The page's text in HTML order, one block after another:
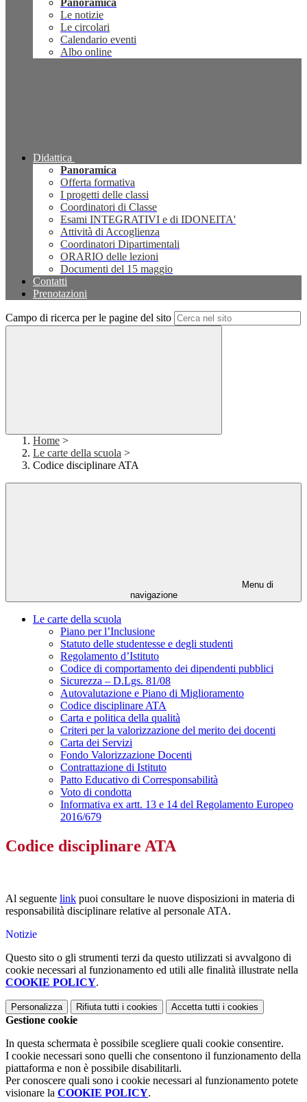
Panoramica
Le notizie
Le circolari
Calendario eventi
Albo online
Didattica
Panoramica
Offerta formativa
I progetti delle classi
Coordinatori di Classe
Esami INTEGRATIVI e di IDONEITA'
Attività di Accoglienza
Coordinatori Dipartimentali
ORARIO delle lezioni
Documenti del 15 maggio
Contatti
Prenotazioni
Campo di ricerca per le pagine del sito
Home >
Le carte della scuola >
Codice disciplinare ATA
Menu di
navigazione
Le carte della scuola
Piano per l’Inclusione
Statuto delle studentesse e degli studenti
Regolamento d’Istituto
Codice di comportamento dei dipendenti pubblici
Sicurezza – D.Lgs. 81/08
Autovalutazione e Piano di Miglioramento
Codice disciplinare ATA
Carta e politica della qualità
Criteri per la valorizzazione del merito dei docenti
Carta dei Servizi
Fondo Valorizzazione Docenti
Contrattazione di Istituto
Patto Educativo di Corresponsabilità
Voto di condotta
Informativa ex artt. 13 e 14 del Regolamento Europeo
2016/679
Codice disciplinare ATA
Al seguente link puoi consultare le nuove disposizioni in materia di
responsabilità disciplinare relative al personale ATA.
Notizie
Questo sito o gli strumenti terzi da questo utilizzati si avvalgono di
cookie necessari al funzionamento ed utili alle finalità illustrate nella
COOKIE POLICY.
Personalizza Rifiuta tutti i cookies Accetta tutti i cookies
Gestione cookie
In questa schermata è possibile scegliere quali cookie consentire.
I cookie necessari sono quelli che consentono il funzionamento della
piattaforma e non è possibile disabilitarli.
Per conoscere quali sono i cookie necessari al funzionamento potete
visionare la COOKIE POLICY.